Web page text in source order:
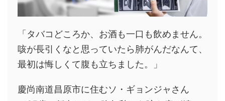
「タバコどころか、お酒も一口も飲めません。
咳が長引くなと思っていたら肺がんだなんて、
最初は悔しくて腹も立ちました。」
慶尚南道昌原市に住むソ・ギョンジャさん